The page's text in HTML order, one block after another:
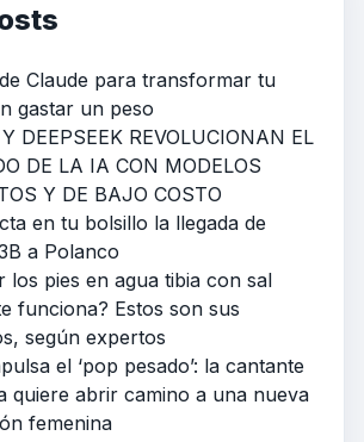
Claude para transformar tu
gastar un peso
DEEPSEEK REVOLUCIONAN EL
DE LA IA CON MODELOS
Y DE BAJO COSTO
en tu bolsillo la llegada de
a Polanco
los pies en agua tibia con sal
funciona? Estos son sus
según expertos
el ‘pop pesado’: la cantante
quiere abrir camino a una nueva
femenina